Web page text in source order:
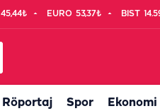
45,44₺ EURO 53,37₺ BIST
Röportaj Spor Ekonomi